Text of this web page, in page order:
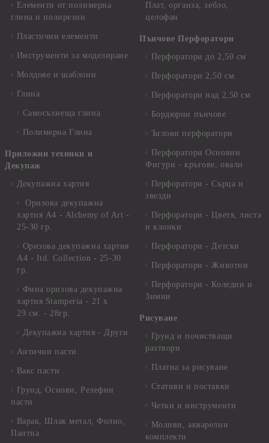
Елементи от полимерна
глина и полирезин
Пластични елементи
Инструменти за моделиране
Молдове и шаблони
Глина
Самосъхнеща глина
Полимерна Глина
Приложни техники и
Декупаж
Декупажна хартия
Оризова декупажна
хартия А4 - Alchemy of Art -
25-30 гр.
Оризова декупажна хартия
А4 - Itd. Collection - 25-30
гр.
Фина оризова декупажна
хартия Stamperia - 21 х
29.см. - 28гр.
Декупажна хартия - Други
Антични пасти
Вакс пасти
Грунд, Основи, Релефни
пасти
Варак, Шлак метал, Фолио,
Пантна
Плат, органза, зебло,
целофан
Пънчове Перфоратори
Перфоратори до 2,50 см
Перфоратори 2,50 см
Перфоратори над 2,50 см
Бордюрни пънчове
Ъглови перфоратори
Перфоратори Основни
Фигури - кръгове, овали
Перфоратори - Сърца и
звезди
Перфоратори - Цветя, листа
и клонки
Перфоратори - Детски
Перфоратори - Животни
Перфоратори - Коледни и
Зимни
Рисуване
Грунд и почистващи
разтвори
Платна за рисуване
Стативи и поставки
Четки и инструменти
Моливи, акварелни
комплекти